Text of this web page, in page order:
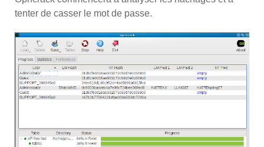
tenter de casser le mot de passe.